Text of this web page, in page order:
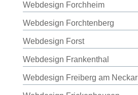
Webdesign Forchheim
Webdesign Forchtenberg
Webdesign Forst
Webdesign Frankenthal
Webdesign Freiberg am Neckar